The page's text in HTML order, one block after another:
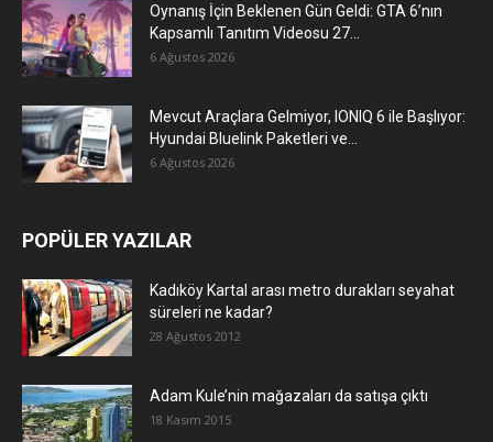
Oynanış İçin Beklenen Gün Geldi: GTA 6’nın
Kapsamlı Tanıtım Videosu 27...
6 Ağustos 2026
Mevcut Araçlara Gelmiyor, IONIQ 6 ile Başlıyor:
Hyundai Bluelink Paketleri ve...
6 Ağustos 2026
POPÜLER YAZILAR
Kadıköy Kartal arası metro durakları seyahat
süreleri ne kadar?
28 Ağustos 2012
Adam Kule’nin mağazaları da satışa çıktı
18 Kasım 2015